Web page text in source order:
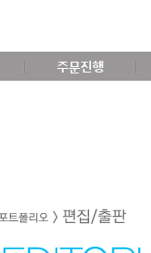
주문진행